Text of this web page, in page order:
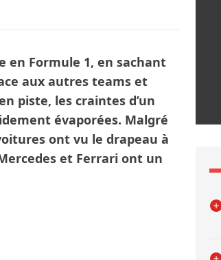
en Formule 1, en sachant
aux autres teams et
piste, les craintes d’un
évaporées. Malgré
ont vu le drapeau à
et Ferrari ont un